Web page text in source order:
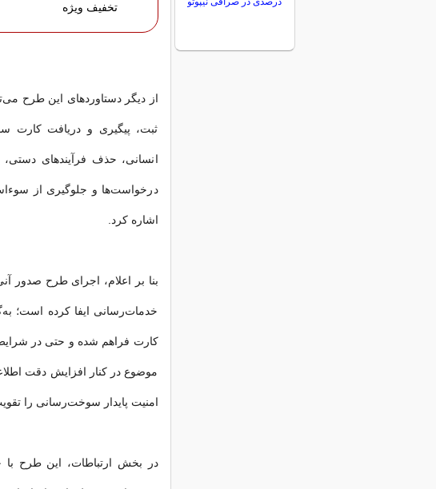
تخفیف ویژه
ثبت، پیگیری و دریافت کارت
انسانی، حذف فرآیندهای
درخواست‌ها و جلوگیری از
اشاره کرد.
بنا بر اعلام،‌ اجرای طرح
خدمات‌رسانی ایفا کرده است؛
کارت فراهم شده و حتی در
موضوع در کنار افزایش دقت
امنیت پایدار سوخت‌رسانی را
در بخش ارتباطات، این طرح